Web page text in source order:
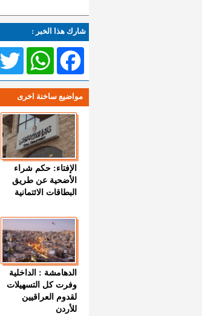
شارك هذا الخبر :
TwitterWhatsAppFacebook
مواضيع ساخنة اخرى
الإفتاء: حكم شراء
الأضحية عن طريق
البطاقات الائتمانية
الدهامشة : الداخلية
وفرت كل التسهيلات
لقدوم العراقيين
للأردن